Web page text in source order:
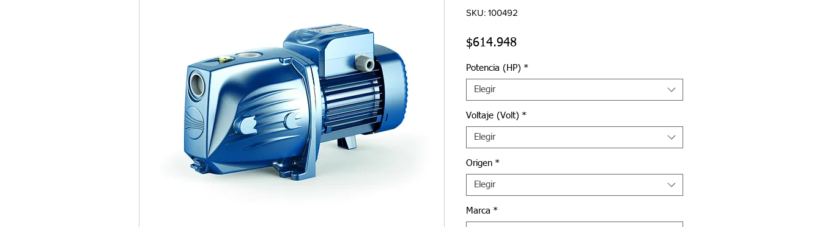
SKU: 100492
$614.948Precio
Potencia (HP) *
Elegir
Voltaje (Volt) *
Elegir
Origen *
Elegir
Marca *